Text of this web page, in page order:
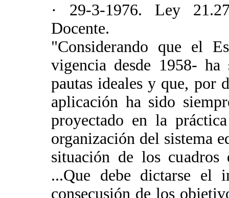
· 29-3-1976. Ley
Docente.
"Considerando que el
vigencia desde 1958-
pautas ideales y que, por
aplicación ha sido
proyectado en la
organización del sistema
situación de los cuadros
...Que debe dictarse el
consecusión de los